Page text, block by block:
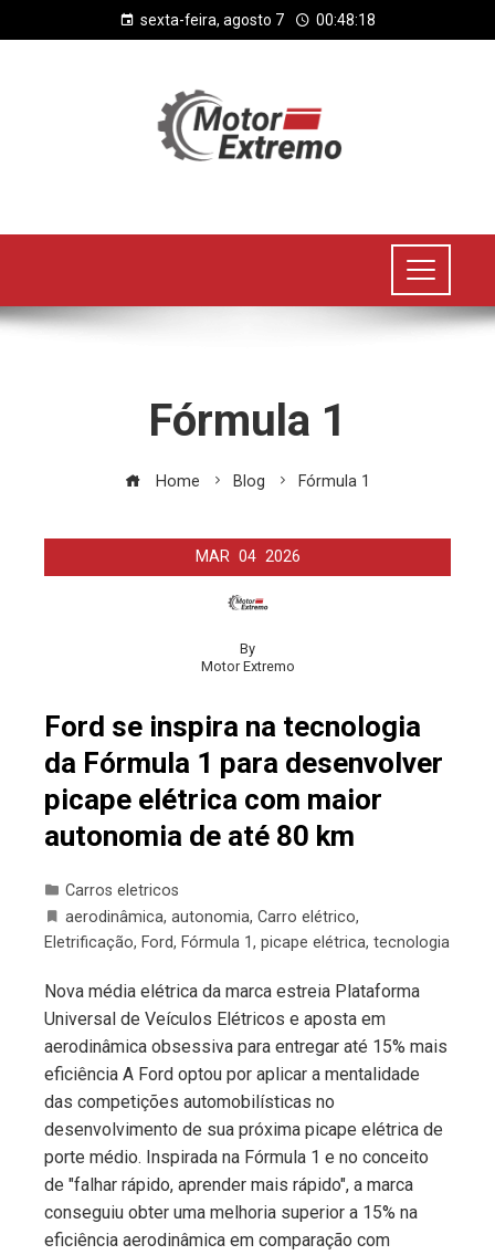
sexta-feira, agosto 7 00:48:18
Fórmula 1
Home Blog Fórmula 1
MAR 04 2026
By
Motor Extremo
Ford se inspira na tecnologia
da Fórmula 1 para desenvolver
picape elétrica com maior
autonomia de até 80 km
Carros eletricos
aerodinâmica, autonomia, Carro elétrico,
Eletrificação, Ford, Fórmula 1, picape elétrica, tecnologia
Nova média elétrica da marca estreia Plataforma
Universal de Veículos Elétricos e aposta em
aerodinâmica obsessiva para entregar até 15% mais
eficiência A Ford optou por aplicar a mentalidade
das competições automobilísticas no
desenvolvimento de sua próxima picape elétrica de
porte médio. Inspirada na Fórmula 1 e no conceito
de "falhar rápido, aprender mais rápido", a marca
conseguiu obter uma melhoria superior a 15% na
eficiência aerodinâmica em comparação com